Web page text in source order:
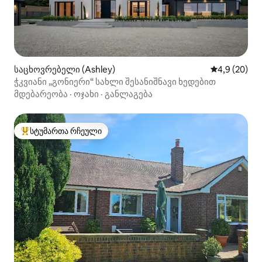
საცხოვრებელი (Ashley) საშუალო
4,9 (20)
ჭკვიანი „გონიერი“ სახლი შესანიშნავი ხედებით
მდებარეობა · ოჯახი · განლაგება
სტუმართა რჩეული მოწინავე ვარიანტი
სტუმართა რჩეული